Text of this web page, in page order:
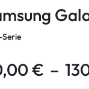
€ –